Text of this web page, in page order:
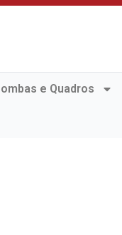
e Quadros